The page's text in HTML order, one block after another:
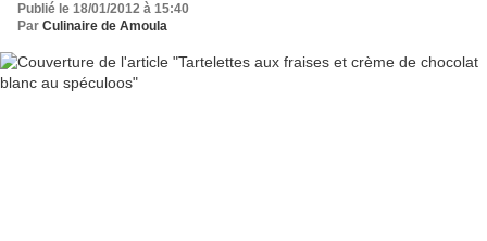
Publié le 18/01/2012 à 15:40
Par Culinaire de Amoula